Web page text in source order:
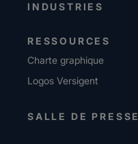
INDUSTRIES
RESSOURCES
Charte graphique
Logos Versigent
SALLE DE PRESSE